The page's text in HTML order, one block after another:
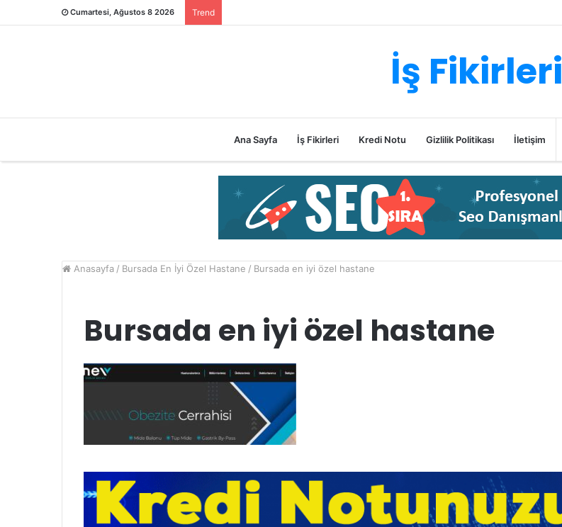
Cumartesi, Ağustos 8 2026 Trend
İş Fikirleri
Ana Sayfa İş Fikirleri Kredi Notu Gizlilik Politikası İletişim
Anasayfa / Bursada En İyi Özel Hastane / Bursada en iyi özel hastane
Bursada en iyi özel hastane